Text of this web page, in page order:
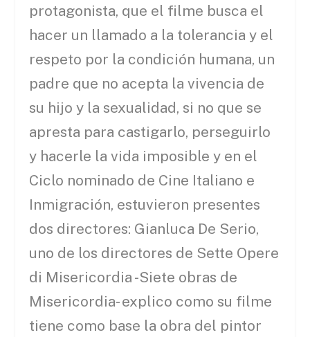
protagonista, que el filme busca el
hacer un llamado a la tolerancia y el
respeto por la condición humana, un
padre que no acepta la vivencia de
su hijo y la sexualidad, si no que se
apresta para castigarlo, perseguirlo
y hacerle la vida imposible y en el
Ciclo nominado de Cine Italiano e
Inmigración, estuvieron presentes
dos directores: Gianluca De Serio,
uno de los directores de Sette Opere
di Misericordia -Siete obras de
Misericordia- explico como su filme
tiene como base la obra del pintor